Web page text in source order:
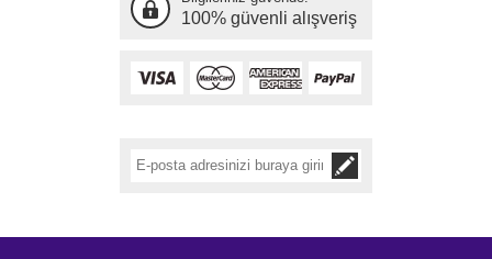
100% güvenli alışveriş